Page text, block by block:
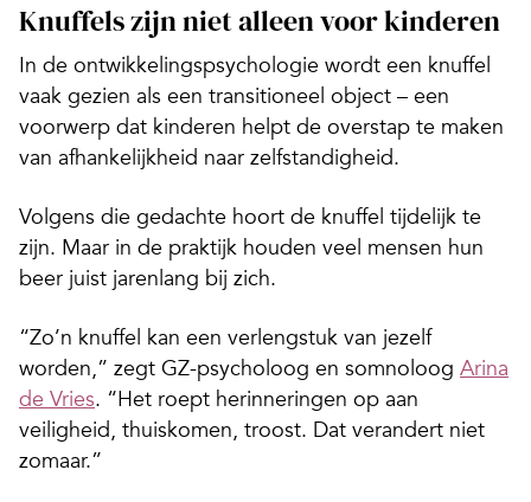
Knuffels zijn niet alleen voor kinderen
In de ontwikkelingspsychologie wordt een knuffel
vaak gezien als een transitioneel object – een
voorwerp dat kinderen helpt de overstap te maken
van afhankelijkheid naar zelfstandigheid.
Volgens die gedachte hoort de knuffel tijdelijk te
zijn. Maar in de praktijk houden veel mensen hun
beer juist jarenlang bij zich.
“Zo’n knuffel kan een verlengstuk van jezelf
worden,” zegt GZ-psycholoog en somnoloog Arina
de Vries. “Het roept herinneringen op aan
veiligheid, thuiskomen, troost. Dat verandert niet
zomaar.”